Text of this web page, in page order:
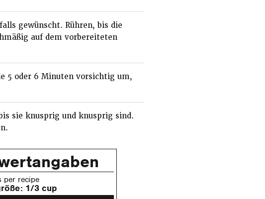
gewünscht. Rühren, bis die
auf dem vorbereiteten
5 oder 6 Minuten vorsichtig um,
sie knusprig und knusprig sind.
per recipe
1/3 cup